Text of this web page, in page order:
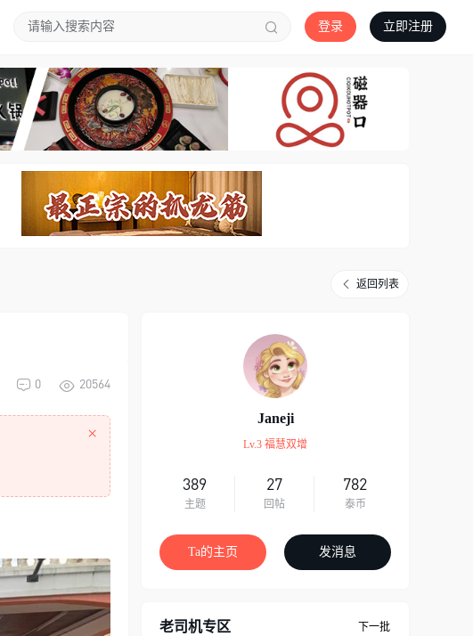
登录 立即注册
返回列表
20564
0
×
Janeji
Lv.3 福慧双增
389
主题
27
回帖
782
泰币
Ta的主页 发消息
老司机专区 下一批